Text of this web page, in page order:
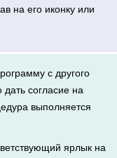
на его иконку или
с другого
согласие на
выполняется
ярлык на